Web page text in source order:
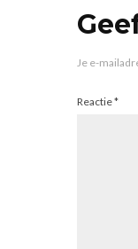
Je e-
Reactie*